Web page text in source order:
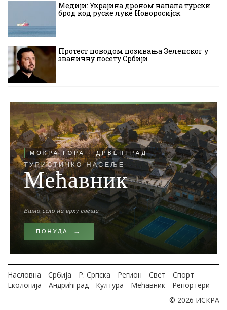
Медији: Украјина дроном напала турски
брод код руске луке Новоросијск
Протест поводом позивања Зеленског у
званичну посету Србији
Насловна Србија Р. Српска Регион Свет
Спорт
Екологија
Андрићград Култура Мећавник
Репортери
© 2026 ИСКРА